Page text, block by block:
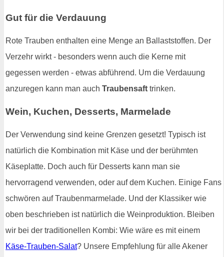
Gut für die Verdauung
Rote Trauben enthalten eine Menge an Ballaststoffen. Der
Verzehr wirkt - besonders wenn auch die Kerne mit
gegessen werden - etwas abführend. Um die Verdauung
anzuregen kann man auch Traubensaft trinken.
Wein, Kuchen, Desserts, Marmelade
Der Verwendung sind keine Grenzen gesetzt! Typisch ist
natürlich die Kombination mit Käse und der berühmten
Käseplatte. Doch auch für Desserts kann man sie
hervorragend verwenden, oder auf dem Kuchen. Einige Fans
schwören auf Traubenmarmelade. Und der Klassiker wie
oben beschrieben ist natürlich die Weinproduktion. Bleiben
wir bei der traditionellen Kombi: Wie wäre es mit einem
Käse-Trauben-Salat? Unsere Empfehlung für alle Akener